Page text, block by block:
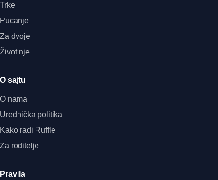
Trke
Pucanje
Za dvoje
Životinje
O sajtu
O nama
Urednička politika
Kako radi Ruffle
Za roditelje
Pravila